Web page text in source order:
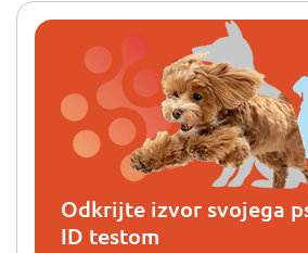
Odkrijte izvor svojega
ID testom